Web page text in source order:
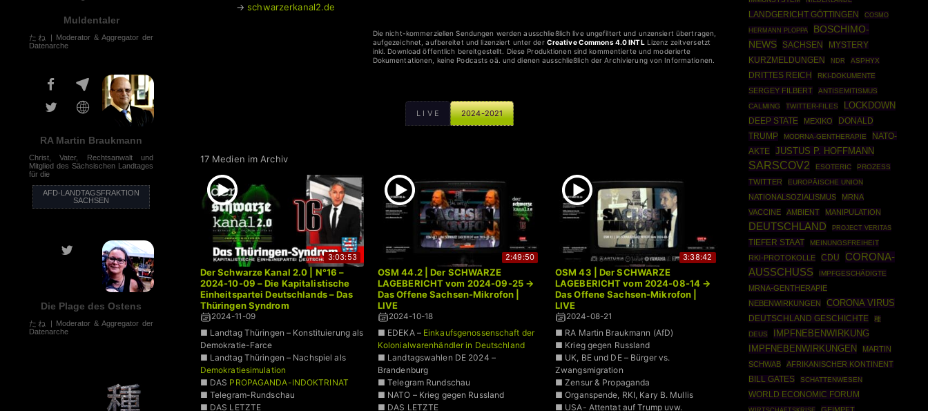
Muldentaler
たね | Moderator & Aggregator der
Datenarche
RA Martin Braukmann
Christ, Vater, Rechtsanwalt und
Mitglied des Sächsischen Landtages
für die
AFD-LANDTAGSFRAKTION
SACHSEN
Die Plage des Ostens
たね | Moderator & Aggregator der
Datenarche
→schwarzerkanal2.de
Die nicht-kommerziellen Sendungen werden ausschließlich live ungefiltert und unzensiert übertragen,
aufgezeichnet, aufbereitet und lizenziert unter der Creative Commons 4.0 INTL Lizenz zeitversetzt
inkl. Download öffentlich bereitgestellt. Diese Produktionen sind kommentierte und moderierte
Dokumentationen, keine Podcasts oä. und dienen ausschließlich der Archivierung von Informationen.
L I V E 2024-2021
17 Medien im Archiv
3:03:53
Der Schwarze Kanal 2.0 | N°16 –
2024-10-09 – Die Kapitalistische
Einheitspartei Deutschlands – Das
Thüringen Syndrom
2024-11-09
■ Landtag Thüringen – Konstituierung als
Demokratie-Farce
■ Landtag Thüringen – Nachspiel als
Demokratiesimulation
■ DAS PROPAGANDA-INDOKTRINAT
■ Telegram-Rundschau
■ DAS LETZTE
2:49:50
OSM 44.2 | Der SCHWARZE
LAGEBERICHT vom 2024-09-25 →
Das Offene Sachsen-Mikrofon |
LIVE
2024-10-18
■ EDEKA – Einkaufsgenossenschaft der
Kolonialwarenhändler in Deutschland
■ Landtagswahlen DE 2024 –
Brandenburg
■ Telegram Rundschau
■ NATO – Krieg gegen Russland
■ DAS LETZTE
3:38:42
OSM 43 | Der SCHWARZE
LAGEBERICHT vom 2024-08-14 →
Das Offene Sachsen-Mikrofon |
LIVE
2024-08-21
■ RA Martin Braukmann (AfD)
■ Krieg gegen Russland
■ UK, BE und DE – Bürger vs.
Zwangsmigration
■ Zensur & Propaganda
■ Organspende, RKI, Kary B. Mullis
■ USA- Attentat auf Trump uvw.
LANDGERICHT GÖTTINGEN
COSMO
HERMANN PLOPPA
BOSCHIMO-
NEWS
SACHSEN
MYSTERY
KURZMELDUNGEN
NDR ASPHYX
DRITTES REICH RKI-DOKUMENTE
SERGEY FILBERT
ANTISEMITISMUS
CALMING
TWITTER-FILES
LOCKDOWN
DEEP STATE
MEXIKO
DONALD
TRUMP
MODRNA-GENTHERAPIE
NATO-
AKTE
JUSTUS P. HOFFMANN
SARSCOV2 ESOTERIC PROZESS
TWITTER EUROPÄISCHE UNION
NATIONALSOZIALISMUS
MRNA
VACCINE
AMBIENT MANIPULATION
DEUTSCHLAND PROJECT VERITAS
TIEFER STAAT MEINUNGSFREIHEIT
RKI-PROTOKOLLE CDU
CORONA-
AUSSCHUSS
IMPFGESCHÄDIGTE
MRNA-GENTHERAPIE
NEBENWIRKUNGEN
CORONA VIRUS
DEUTSCHLAND GESCHICHTE
種
DEUS
IMPFNEBENWIRKUNG
IMPFNEBENWIRKUNGEN
MARTIN
SCHWAB
AFRIKANISCHER KONTINENT
BILL GATES
SCHATTENWESEN
WORLD ECONOMIC FORUM